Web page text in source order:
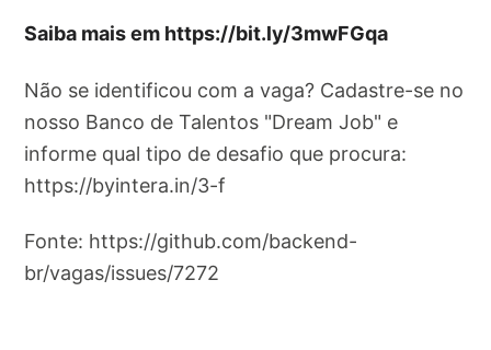
Saiba mais em https://bit.ly/3mwFGqa
Não se identificou com a vaga? Cadastre-se no
nosso Banco de Talentos "Dream Job" e
informe qual tipo de desafio que procura:
https://byintera.in/3-f
Fonte: https://github.com/backend-
br/vagas/issues/7272